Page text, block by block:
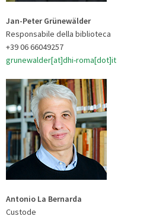
Jan-Peter Grünewälder
Responsabile della biblioteca
+39 06 66049257
grunewalder[at]dhi-roma[dot]it
Antonio La Bernarda
Custode